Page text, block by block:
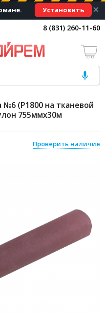
Установить ×
8 (831) 260-11-60
(Р1800 на тканевой
755ммх30м
Проверить наличие